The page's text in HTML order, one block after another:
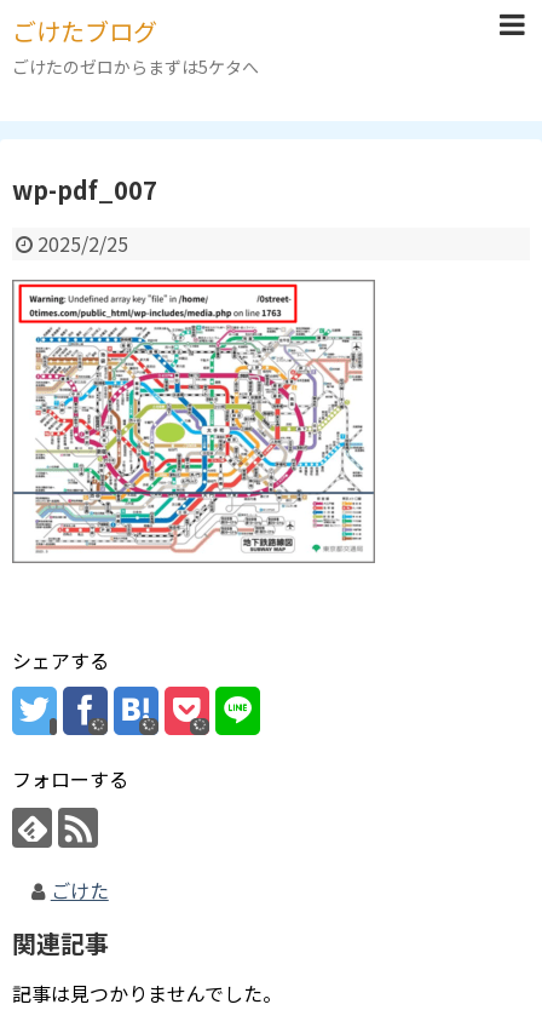
ごけたブログ
ごけたのゼロからまずは5ケタへ
wp-pdf_007
2025/2/25
シェアする
フォローする
ごけた
関連記事
記事は見つかりませんでした。